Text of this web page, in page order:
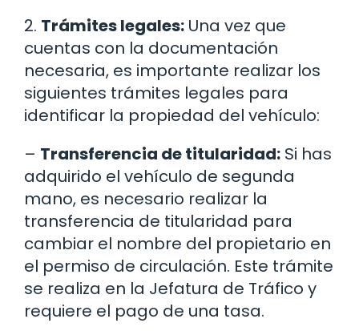
2. Trámites legales: Una vez que
cuentas con la documentación
necesaria, es importante realizar los
siguientes trámites legales para
identificar la propiedad del vehículo:
– Transferencia de titularidad: Si has
adquirido el vehículo de segunda
mano, es necesario realizar la
transferencia de titularidad para
cambiar el nombre del propietario en
el permiso de circulación. Este trámite
se realiza en la Jefatura de Tráfico y
requiere el pago de una tasa.